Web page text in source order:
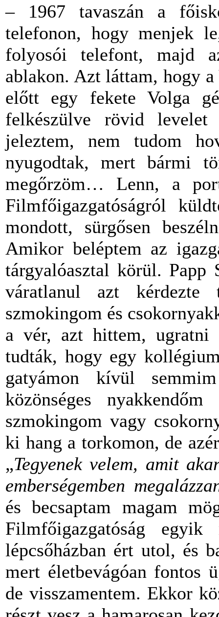
– 1967 tavaszán a
telefonon, hogy menjek
folyosói telefont, majd
ablakon. Azt láttam, hogy
előtt egy fekete Volga
felkészülve rövid
jeleztem, nem tudom
nyugodtak, mert bármi
megőrzöm… Lenn, a
Filmfőigazgatóságról
mondott, sürgősen
Amikor beléptem az
tárgyalóasztal körül.
váratlanul azt
szmokingom és
a vér, azt hittem, ugratni
tudták, hogy egy
gatyámon kívül
közönséges
szmokingom vagy
ki hang a torkomon, de
„Tegyenek velem, amit
emberségemben
és becsaptam magam
Filmfőigazgatóság
lépcsőházban ért utol, és
mert életbevágóan fontos
de visszamentem. Ekkor